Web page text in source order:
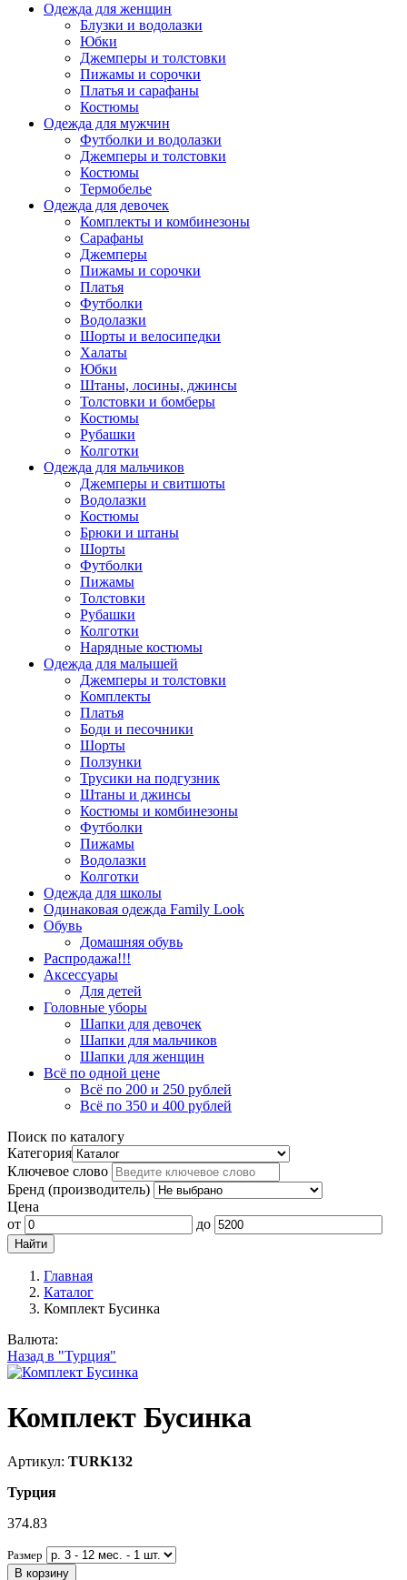
Одежда для женщин
Блузки и водолазки
Юбки
Джемперы и толстовки
Пижамы и сорочки
Платья и сарафаны
Костюмы
Одежда для мужчин
Футболки и водолазки
Джемперы и толстовки
Костюмы
Термобелье
Одежда для девочек
Комплекты и комбинезоны
Сарафаны
Джемперы
Пижамы и сорочки
Платья
Футболки
Водолазки
Шорты и велосипедки
Халаты
Юбки
Штаны, лосины, джинсы
Толстовки и бомберы
Костюмы
Рубашки
Колготки
Одежда для мальчиков
Джемперы и свитшоты
Водолазки
Костюмы
Брюки и штаны
Шорты
Футболки
Пижамы
Толстовки
Рубашки
Колготки
Нарядные костюмы
Одежда для малышей
Джемперы и толстовки
Комплекты
Платья
Боди и песочники
Шорты
Ползунки
Трусики на подгузник
Штаны и джинсы
Костюмы и комбинезоны
Футболки
Пижамы
Водолазки
Колготки
Одежда для школы
Одинаковая одежда Family Look
Обувь
Домашняя обувь
Распродажа!!!
Аксессуары
Для детей
Головные уборы
Шапки для девочек
Шапки для мальчиков
Шапки для женщин
Всё по одной цене
Всё по 200 и 250 рублей
Всё по 350 и 400 рублей
Поиск по каталогу
Категория
Ключевое слово
Бренд (производитель)
Цена
от
до
Главная
Каталог
Комплект Бусинка
Валюта:
Назад в "Турция"
Комплект Бусинка
Артикул: TURK132
Турция
374.83
Размер
В корзину